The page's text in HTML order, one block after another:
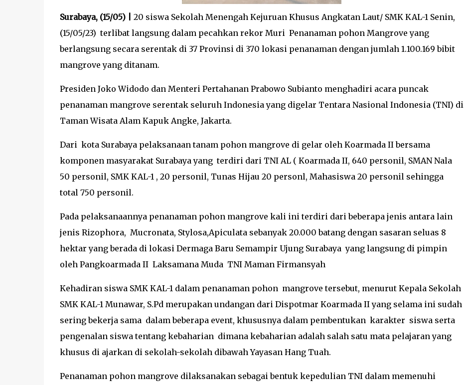
Surabaya, (15/05) |
20 siswa Sekolah Menengah Kejuruan Khusus Angkatan Laut/ SMK KAL-1 Senin,
(15/05/23) terlibat langsung dalam pecahkan rekor Muri Penanaman pohon Mangrove yang
berlangsung secara serentak di 37 Provinsi di 370 lokasi penanaman dengan jumlah 1.100.169 bibit
mangrove yang ditanam.
Presiden Joko Widodo dan Menteri Pertahanan Prabowo Subianto menghadiri acara puncak
penanaman mangrove serentak seluruh Indonesia yang digelar Tentara Nasional Indonesia (TNI) di
Taman Wisata Alam Kapuk Angke, Jakarta.
Dari kota Surabaya pelaksanaan tanam pohon mangrove di gelar oleh Koarmada II bersama
komponen masyarakat Surabaya yang terdiri dari TNI AL ( Koarmada II, 640 personil, SMAN Nala
50 personil, SMK KAL-1 , 20 personil, Tunas Hijau 20 personl, Mahasiswa 20 personil sehingga
total 750 personil.
Pada pelaksanaannya penanaman pohon mangrove kali ini terdiri dari beberapa jenis antara lain
jenis Rizophora, Mucronata, Stylosa,Apiculata sebanyak 20.000 batang dengan sasaran seluas 8
hektar yang berada di lokasi Dermaga Baru Semampir Ujung Surabaya yang langsung di pimpin
oleh Pangkoarmada II Laksamana Muda TNI Maman Firmansyah
Kehadiran siswa SMK KAL-1 dalam penanaman pohon mangrove tersebut, menurut Kepala Sekolah
SMK KAL-1 Munawar, S.Pd merupakan undangan dari Dispotmar Koarmada II yang selama ini sudah
sering bekerja sama dalam beberapa event, khususnya dalam pembentukan karakter siswa serta
pengenalan siswa tentang kebaharian dimana kebaharian adalah salah satu mata pelajaran yang
khusus di ajarkan di sekolah-sekolah dibawah Yayasan Hang Tuah.
Penanaman pohon mangrove dilaksanakan sebagai bentuk kepedulian TNI dalam memenuhi